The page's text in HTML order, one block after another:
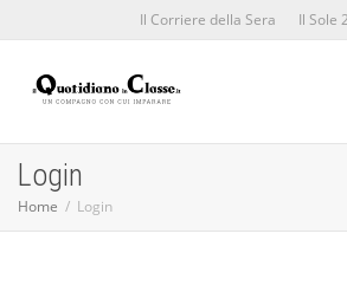
Il Corriere della Sera Il Sole
Login
Home Login